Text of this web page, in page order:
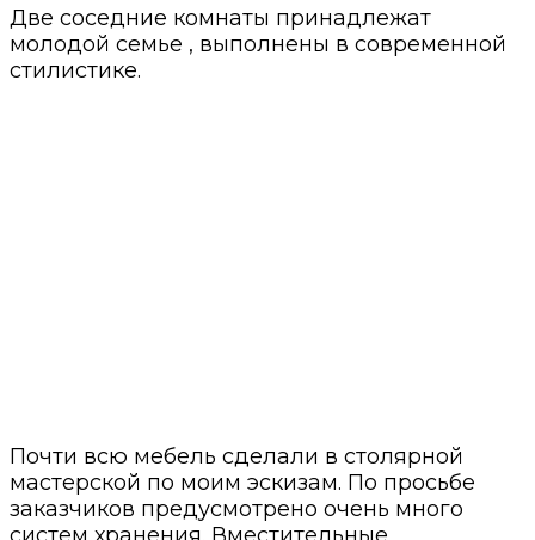
Две соседние комнаты принадлежат
молодой семье , выполнены в современной
стилистике.
Почти всю мебель сделали в столярной
мастерской по моим эскизам. По просьбе
заказчиков предусмотрено очень много